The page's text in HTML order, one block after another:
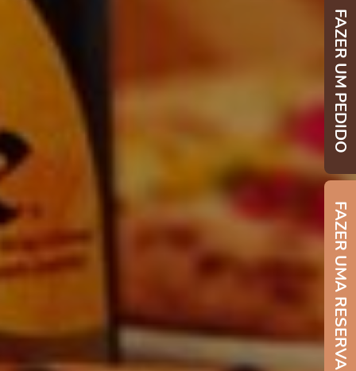
FAZER UM PEDIDO
FAZER UMA RESERVA